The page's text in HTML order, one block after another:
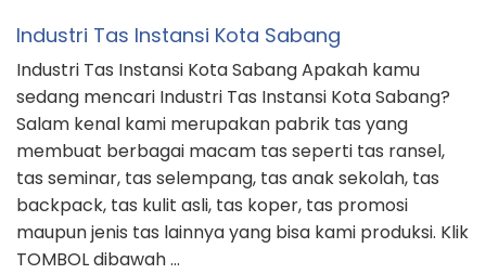
Industri Tas Instansi Kota Sabang
Industri Tas Instansi Kota Sabang Apakah kamu
sedang mencari Industri Tas Instansi Kota Sabang?
Salam kenal kami merupakan pabrik tas yang
membuat berbagai macam tas seperti tas ransel,
tas seminar, tas selempang, tas anak sekolah, tas
backpack, tas kulit asli, tas koper, tas promosi
maupun jenis tas lainnya yang bisa kami produksi. Klik
TOMBOL dibawah …